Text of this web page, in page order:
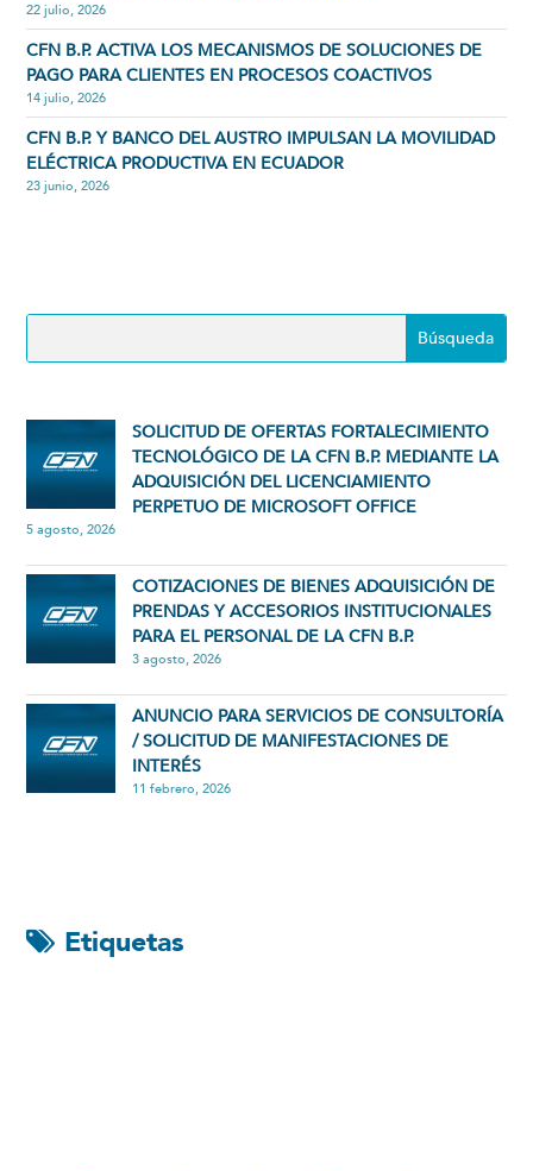
22 julio, 2026
CFN B.P. ACTIVA LOS MECANISMOS DE SOLUCIONES DE
PAGO PARA CLIENTES EN PROCESOS COACTIVOS
14 julio, 2026
CFN B.P. Y BANCO DEL AUSTRO IMPULSAN LA MOVILIDAD
ELÉCTRICA PRODUCTIVA EN ECUADOR
23 junio, 2026
SOLICITUD DE OFERTAS FORTALECIMIENTO
TECNOLÓGICO DE LA CFN B.P. MEDIANTE LA
ADQUISICIÓN DEL LICENCIAMIENTO
PERPETUO DE MICROSOFT OFFICE
5 agosto, 2026
COTIZACIONES DE BIENES ADQUISICIÓN DE
PRENDAS Y ACCESORIOS INSTITUCIONALES
PARA EL PERSONAL DE LA CFN B.P.
3 agosto, 2026
ANUNCIO PARA SERVICIOS DE CONSULTORÍA
/ SOLICITUD DE MANIFESTACIONES DE
INTERÉS
11 febrero, 2026
Etiquetas